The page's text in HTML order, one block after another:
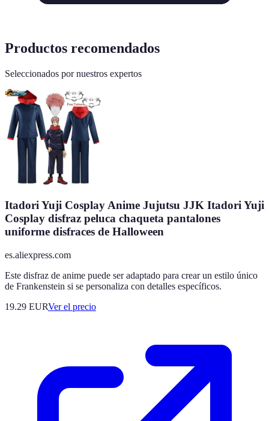
Productos recomendados
Seleccionados por nuestros expertos
Itadori Yuji Cosplay Anime Jujutsu JJK Itadori Yuji
Cosplay disfraz peluca chaqueta pantalones
uniforme disfraces de Halloween
es.aliexpress.com
Este disfraz de anime puede ser adaptado para crear un estilo único
de Frankenstein si se personaliza con detalles específicos.
19.29 EURVer el precio